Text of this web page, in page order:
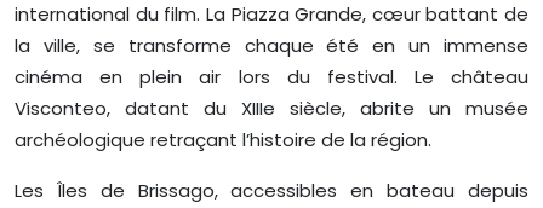
international du film. La Piazza Grande, cœur battant de
la ville, se transforme chaque été en un immense
cinéma en plein air lors du festival. Le château
Visconteo, datant du XIIIe siècle, abrite un musée
archéologique retraçant l’histoire de la région.
Les Îles de Brissago, accessibles en bateau depuis